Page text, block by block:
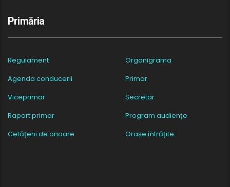
Primăria
Regulament
Organigrama
Agenda conducerii
Primar
Viceprimar
Secretar
Raport primar
Program audiențe
Cetățeni de onoare
Orașe înfrățite